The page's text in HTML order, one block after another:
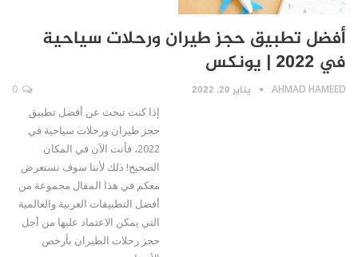
أفضل تطبيق حجز طيران ورحلات سياحية
في 2022 | يونكس
AHMAD HAMEED يناير 20, 2022
إذا كنت تبحث عن أفضل تطبيق
حجز طيران ورحلات سياحية في
2022، فأنت الآن في المكان
الصحيح! ذلك لأننا سوف نستعرض
معكم في هذا المقال مجموعة من
أفضل التطبيقات العربية والعالمية
التي يمكن الاعتماد عليها من أجل
حجز رحلات الطيران بأرخص